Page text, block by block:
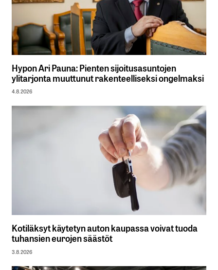
Hypon Ari Pauna: Pienten sijoitusasuntojen
ylitarjonta muuttunut rakenteelliseksi ongelmaksi
4.8.2026
Kotiläksyt käytetyn auton kaupassa voivat tuoda
tuhansien eurojen säästöt
3.8.2026